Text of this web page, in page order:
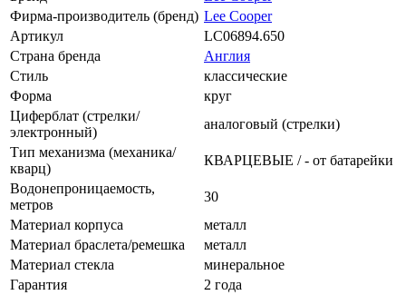
Фирма-производитель (бренд) Lee Cooper
Артикул
LC06894.650
Страна бренда
Англия
Стиль
классические
Форма
круг
Циферблат (стрелки/
электронный)
аналоговый (стрелки)
Тип механизма (механика/
кварц)
КВАРЦЕВЫЕ / - от батарейки
Водонепроницаемость,
метров
30
Материал корпуса
металл
Материал браслета/ремешка
металл
Материал стекла
минеральное
Гарантия
2 года